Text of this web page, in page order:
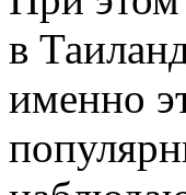
в
именно